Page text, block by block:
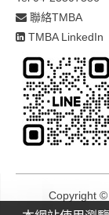
聯絡TMBA
TMBA LinkedIn
Copyright ©